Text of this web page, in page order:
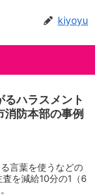
kiyoyu
ハラスメント
防本部の事例
言葉を使うなどの
を減給10分の1（6